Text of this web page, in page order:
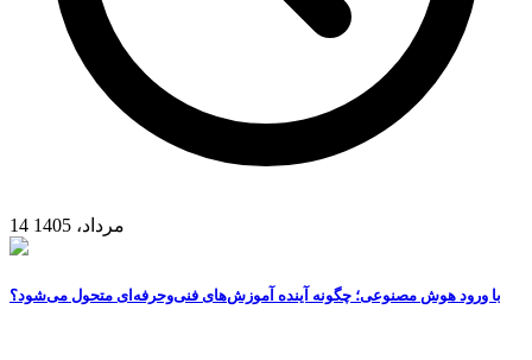
14 مرداد، 1405
با ورود هوش مصنوعی؛ چگونه آینده آموزش‌های فنی‌وحرفه‌ای متحول می‌شود؟